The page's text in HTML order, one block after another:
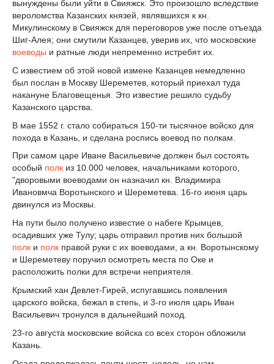
вынуждены были уйти в Свияжск. Это произошло вследствие
вероломства Казанских князей, являвшихся к кн.
Микулинскому в Свияжск для переговоров уже после отъезда
Шиг-Алея; они смутили Казанцев, уверив их, что московские
воеводы и ратные люди непременно истребят их.
С известием об этой новой измене Казанцев немедленно
был послан в Москву Шереметев, который приехал туда
накануне Благовещенья. Это известие решило судьбу
Казанского царства.
В мае 1552 г. стало собираться 150-ти тысячное войско для
похода в Казань, и сделана роспись воевод по полкам.
При самом царе Иване Васильевиче должен был состоять
особый полк из 10.000 человек, начальниками которого,
"дворовыми воеводами он назначил кн. Владимира
Ивановмча Воротынского и Шереметева. 16-го июня царь
двинулся из Москвы.
На пути было получено известие о набеге Крымцев,
осадивших уже Тулу; царь отправил против них большой
полк и полк правой руки с их воеводами, а кн. Воротынскому
и Шереметеву поручил осмотреть места по Оке и
расположить полки для встречи неприятеля.
Крымский хан Девлет-Гирей, испугавшись появления
царского войска, бежал в степь, и 3-го июля царь Иван
Васильевич тронулся в дальнейший поход.
23-го августа московские войска со всех сторон обложили
Казань.